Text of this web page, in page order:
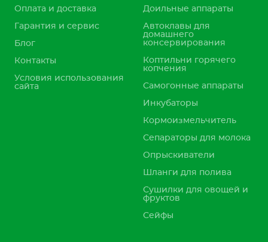
Оплата и доставка
Гарантия и сервис
Блог
Контакты
Условия использования
сайта
Доильные аппараты
Автоклавы для
домашнего
консервирования
Коптильни горячего
копчения
Самогонные аппараты
Инкубаторы
Кормоизмельчитель
Сепараторы для молока
Опрыскиватели
Шланги для полива
Сушилки для овощей и
фруктов
Сейфы